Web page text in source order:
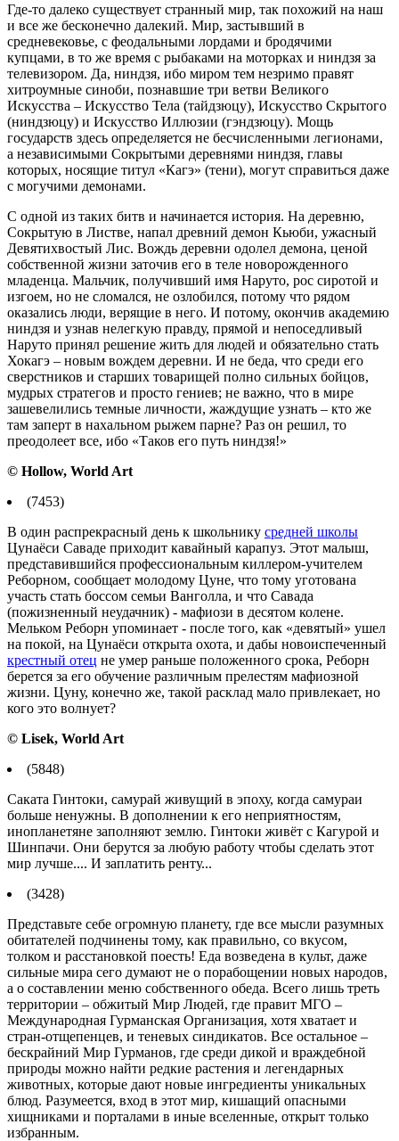
Где-то далеко существует странный мир, так похожий на наш
и все же бесконечно далекий. Мир, застывший в
средневековье, с феодальными лордами и бродячими
купцами, в то же время с рыбаками на моторках и ниндзя за
телевизором. Да, ниндзя, ибо миром тем незримо правят
хитроумные синоби, познавшие три ветви Великого
Искусства – Искусство Тела (тайдзюцу), Искусство Скрытого
(ниндзюцу) и Искусство Иллюзии (гэндзюцу). Мощь
государств здесь определяется не бесчисленными легионами,
а независимыми Сокрытыми деревнями ниндзя, главы
которых, носящие титул «Кагэ» (тени), могут справиться даже
с могучими демонами.
С одной из таких битв и начинается история. На деревню,
Сокрытую в Листве, напал древний демон Кьюби, ужасный
Девятихвостый Лис. Вождь деревни одолел демона, ценой
собственной жизни заточив его в теле новорожденного
младенца. Мальчик, получивший имя Наруто, рос сиротой и
изгоем, но не сломался, не озлобился, потому что рядом
оказались люди, верящие в него. И потому, окончив академию
ниндзя и узнав нелегкую правду, прямой и непоседливый
Наруто принял решение жить для людей и обязательно стать
Хокагэ – новым вождем деревни. И не беда, что среди его
сверстников и старших товарищей полно сильных бойцов,
мудрых стратегов и просто гениев; не важно, что в мире
зашевелились темные личности, жаждущие узнать – кто же
там заперт в нахальном рыжем парне? Раз он решил, то
преодолеет все, ибо «Таков его путь ниндзя!»
© Hollow, World Art
(7453)
В один распрекрасный день к школьнику средней школы
Цунаёси Саваде приходит кавайный карапуз. Этот малыш,
представившийся профессиональным киллером-учителем
Реборном, сообщает молодому Цуне, что тому уготована
участь стать боссом семьи Ванголла, и что Савада
(пожизненный неудачник) - мафиози в десятом колене.
Мельком Реборн упоминает - после того, как «девятый» ушел
на покой, на Цунаёси открыта охота, и дабы новоиспеченный
крестный отец не умер раньше положенного срока, Реборн
берется за его обучение различным прелестям мафиозной
жизни. Цуну, конечно же, такой расклад мало привлекает, но
кого это волнует?
© Lisek, World Art
(5848)
Саката Гинтоки, самурай живущий в эпоху, когда самураи
больше ненужны. В дополнении к его неприятностям,
инопланетяне заполняют землю. Гинтоки живёт с Кагурой и
Шинпачи. Они берутся за любую работу чтобы сделать этот
мир лучше.... И заплатить ренту...
(3428)
Представьте себе огромную планету, где все мысли разумных
обитателей подчинены тому, как правильно, со вкусом,
толком и расстановкой поесть! Еда возведена в культ, даже
сильные мира сего думают не о порабощении новых народов,
а о составлении меню собственного обеда. Всего лишь треть
территории – обжитый Мир Людей, где правит МГО –
Международная Гурманская Организация, хотя хватает и
стран-отщепенцев, и теневых синдикатов. Все остальное –
бескрайний Мир Гурманов, где среди дикой и враждебной
природы можно найти редкие растения и легендарных
животных, которые дают новые ингредиенты уникальных
блюд. Разумеется, вход в этот мир, кишащий опасными
хищниками и порталами в иные вселенные, открыт только
избранным.